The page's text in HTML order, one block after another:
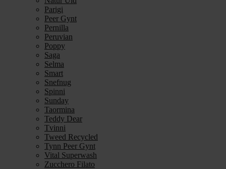
Parigi
Peer Gynt
Pernilla
Peruvian
Poppy
Saga
Selma
Smart
Snefnug
Spinni
Sunday
Taormina
Teddy Dear
Tvinni
Tweed Recycled
Tynn Peer Gynt
Vital Superwash
Zucchero Filato